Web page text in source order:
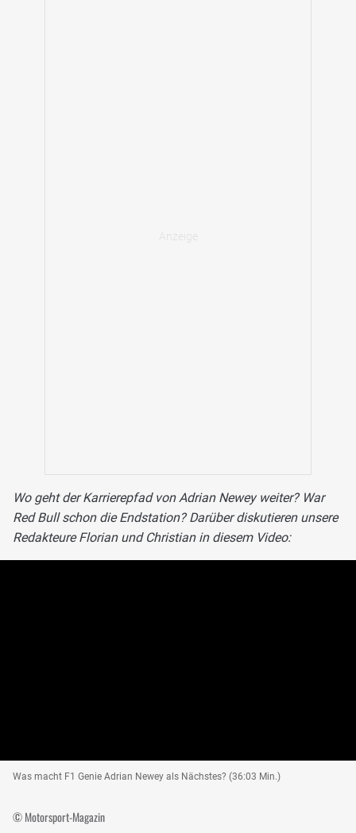
Wo geht der Karrierepfad von Adrian Newey weiter? War
Red Bull schon die Endstation? Darüber diskutieren unsere
Redakteure Florian und Christian in diesem Video:
Was macht F1 Genie Adrian Newey als Nächstes? (36:03 Min.)
© Motorsport-Magazin